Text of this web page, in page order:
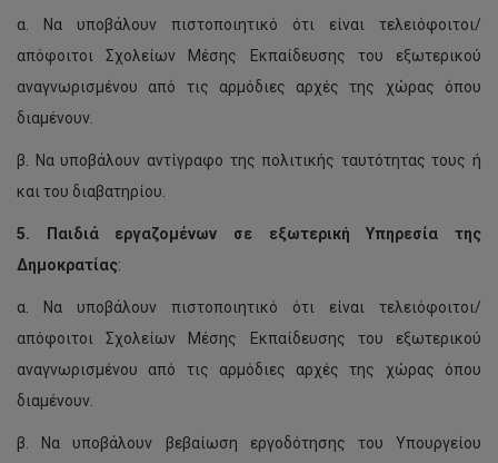
α. Να υποβάλουν πιστοποιητικό ότι είναι τελειόφοιτοι/
απόφοιτοι Σχολείων Μέσης Εκπαίδευσης του εξωτερικού
αναγνωρισμένου από τις αρμόδιες αρχές της χώρας όπου
διαμένουν.
β. Να υποβάλουν αντίγραφο της πολιτικής ταυτότητας τους ή
και του διαβατηρίου.
5.
Παιδιά εργαζομένων σε εξωτερική Υπηρεσία της
Δημοκρατίας:
α. Να υποβάλουν πιστοποιητικό ότι είναι τελειόφοιτοι/
απόφοιτοι Σχολείων Μέσης Εκπαίδευσης του εξωτερικού
αναγνωρισμένου από τις αρμόδιες αρχές της χώρας όπου
διαμένουν.
β. Να υποβάλουν βεβαίωση εργοδότησης του Υπουργείου